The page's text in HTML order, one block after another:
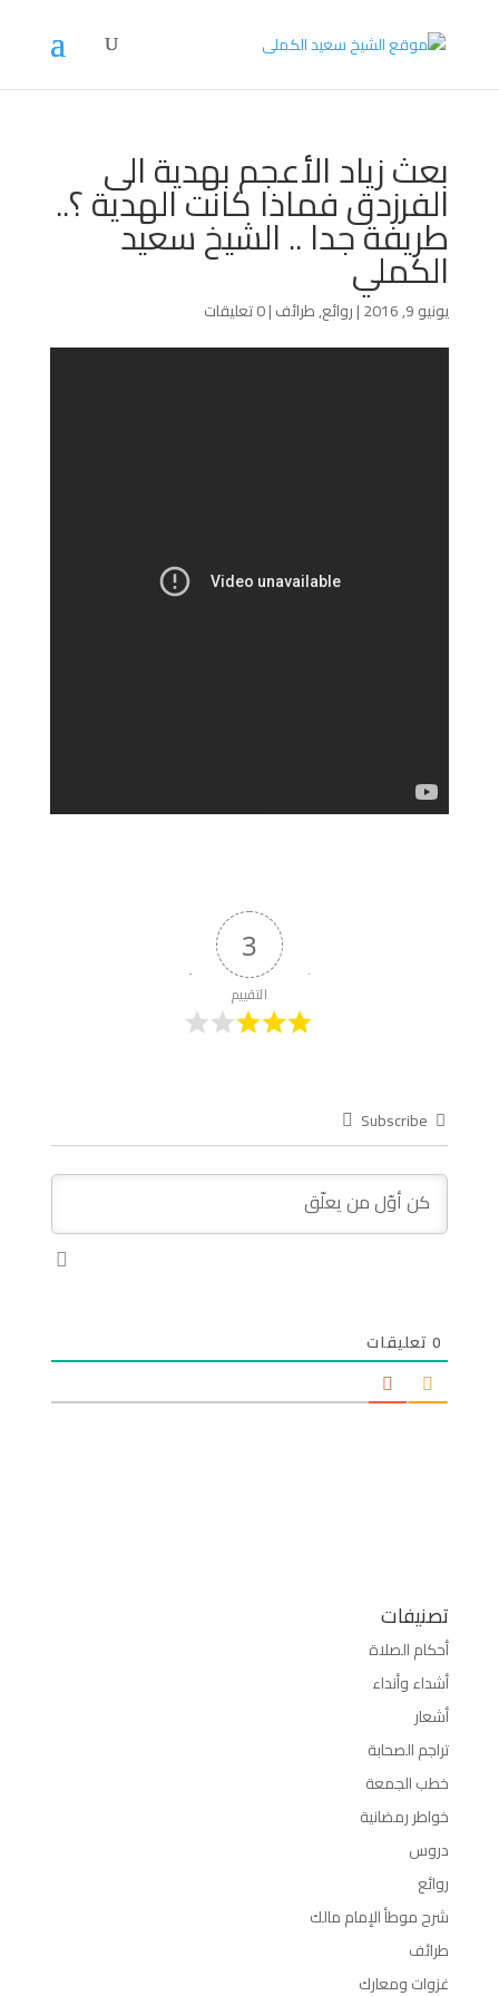
بعث زياد الأعجم بهدية الى
الفرزدق فماذا كانت الهدية ؟..
طريفة جدا .. الشيخ سعيد
الكملي
يونيو 9, 2016 |روائع,طرائف|0 تعليقات
3
التقييم
Subscribe
0تعليقات
تصنيفات
أحكام الصلاة
أشداء وأنداء
أشعار
تراجم الصحابة
خطب الجمعة
خواطر رمضانية
دروس
روائع
شرح موطأ الإمام مالك
طرائف
غزوات ومعارك